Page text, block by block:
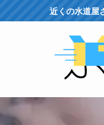
近くの水道屋